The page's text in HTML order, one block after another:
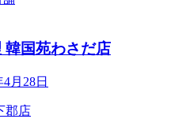
韓国苑わさだ店
4月28日